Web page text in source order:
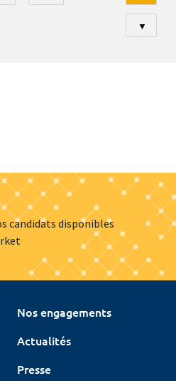
▼
candidats disponibles
Nos engagements
Actualités
Presse